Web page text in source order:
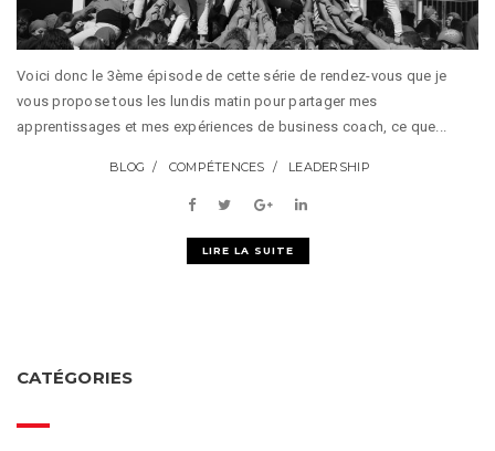
Voici donc le 3ème épisode de cette série de rendez-vous que je
vous propose tous les lundis matin pour partager mes
apprentissages et mes expériences de business coach, ce que...
BLOG COMPÉTENCES LEADERSHIP
LIRE LA SUITE
CATÉGORIES